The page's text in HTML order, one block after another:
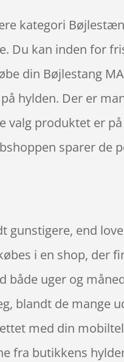
kategori
Du kan inden for
din Bøjlestang
hylden. Der er
valg produktet er
sparer de
gunstigere, end
i en shop, der
uger og
blandt de mange
med din
fra butikkens